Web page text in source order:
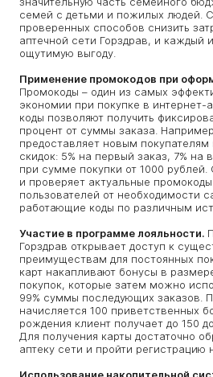
семей с детьми и пожилых людей.
проверенных способов снизить
аптечной сети Горздрав, и каждый
ощутимую выгоду.
Применение промокодов при
Промокоды – один из самых
экономии при покупке в интернет-
коды позволяют получить
процент от суммы заказа.
предоставляет новым
скидок: 5% на первый заказ, 7% на
при сумме покупки от 1000
и проверяет актуальные
пользователей от необходимости
работающие коды по различным
Участие в программе лояльности.
Горздрав открывает доступ к
преимуществам для постоянных
карт накапливают бонусы в
покупок, которые затем можно
99% суммы последующих заказов.
начисляется 100 приветственных
рождения клиент получает до 150
Для получения карты достаточно
аптеку сети и пройти регистрацию
Использование накопительной